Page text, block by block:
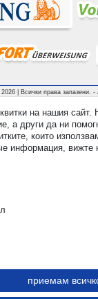
| Всички права запазени. -
to the UK!
from contract here
на нашия сайт.
а други да ни
които
информация, вижте
приемам